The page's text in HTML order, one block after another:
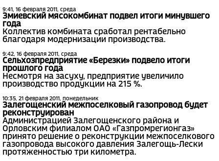
9:41, 16 февраля 2011, среда
Змиевский мясокомбинат подвел итоги минувшего
года
Коллектив комбината сработал рентабельно
благодаря модернизации производства.
9:42, 16 февраля 2011, среда
Сельхозпредприятие «Березки» подвело итоги
прошлого года
Несмотря на засуху, предприятие увеличило
производство продукции на 215 %.
10:35, 21 февраля 2011, понедельник
Залегощенский межпоселковый газопровод будет
реконструирован
Администрацией Залегощенского района и
Орловским филиалом ОАО «Газпромрегионгаз»
принято решение о реконструкции межпоселкового
газопровода высокого давления Залегощь-Лески
протяженностью три километра.